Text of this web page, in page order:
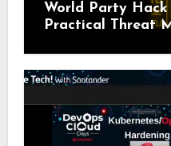
World Party
Practical Threat